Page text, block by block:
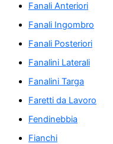
Fanali Anteriori
Fanali Ingombro
Fanali Posteriori
Fanalini Laterali
Fanalini Targa
Faretti da Lavoro
Fendinebbia
Fianchi